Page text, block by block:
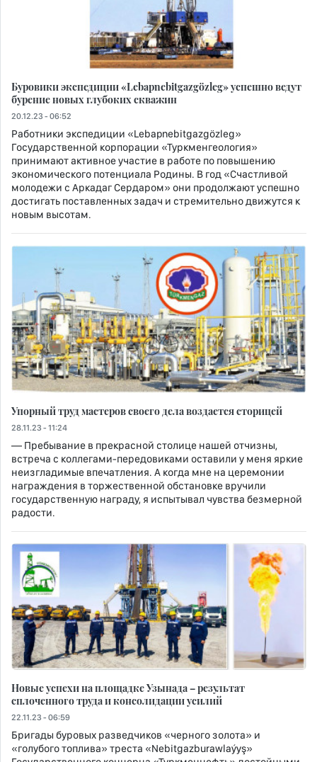
Буровики экспедиции «Lebapnebitgazgözleg» успешно ведут
бурение новых глубоких скважин
20.12.23 - 06:52
Работники экспедиции «Lebapnebitgazgözleg»
Государственной корпорации «Туркменгеология»
принимают активное участие в работе по повышению
экономического потенциала Родины. В год «Счастливой
молодежи с Аркадаг Сердаром» они продолжают успешно
достигать поставленных задач и стремительно движутся к
новым высотам.
Упорный труд мастеров своего дела воздается сторицей
28.11.23 - 11:24
— Пребывание в прекрасной столице нашей отчизны,
встреча с коллегами-передовиками оставили у меня яркие
неизгладимые впечатления. А когда мне на церемонии
награждения в торжественной обстановке вручили
государственную награду, я испытывал чувства безмерной
радости.
Новые успехи на площадке Узынада – результат
сплоченного труда и консолидации усилий
22.11.23 - 06:59
Бригады буровых разведчиков «черного золота» и
«голубого топлива» треста «Nebitgazburawlaýyş»